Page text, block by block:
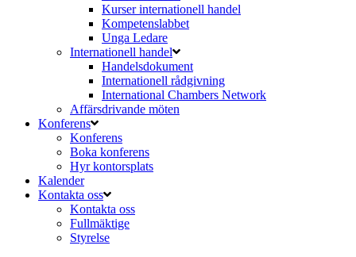
Kurser internationell handel
Kompetenslabbet
Unga Ledare
Internationell handel
Handelsdokument
Internationell rådgivning
International Chambers Network
Affärsdrivande möten
Konferens
Konferens
Boka konferens
Hyr kontorsplats
Kalender
Kontakta oss
Kontakta oss
Fullmäktige
Styrelse